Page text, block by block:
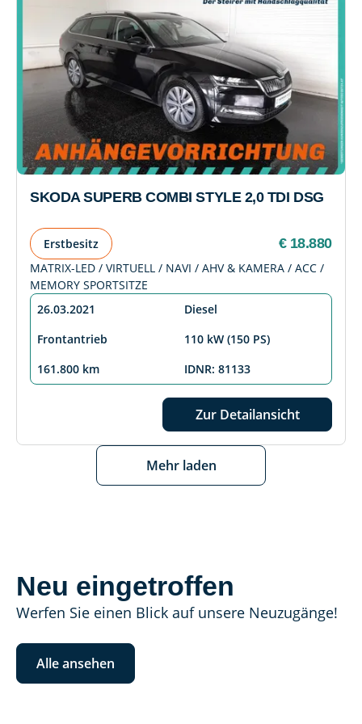
SKODA SUPERB COMBI STYLE 2,0 TDI DSG
Erstbesitz € 18.880
MATRIX-LED / VIRTUELL / NAVI / AHV & KAMERA / ACC /
MEMORY SPORTSITZE
26.03.2021
Diesel
Frontantrieb
110 kW (150 PS)
161.800 km
IDNR: 81133
Zur Detailansicht
Mehr laden
Neu eingetroffen
Werfen Sie einen Blick auf unsere Neuzugänge!
Alle ansehen